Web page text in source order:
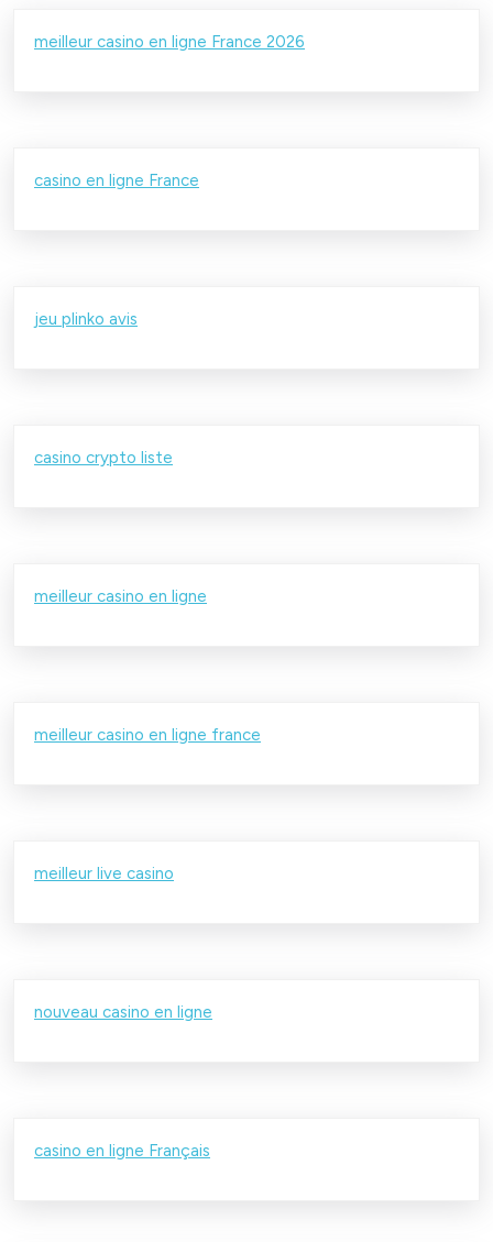
meilleur casino en ligne France 2026
casino en ligne France
jeu plinko avis
casino crypto liste
meilleur casino en ligne
meilleur casino en ligne france
meilleur live casino
nouveau casino en ligne
casino en ligne Français